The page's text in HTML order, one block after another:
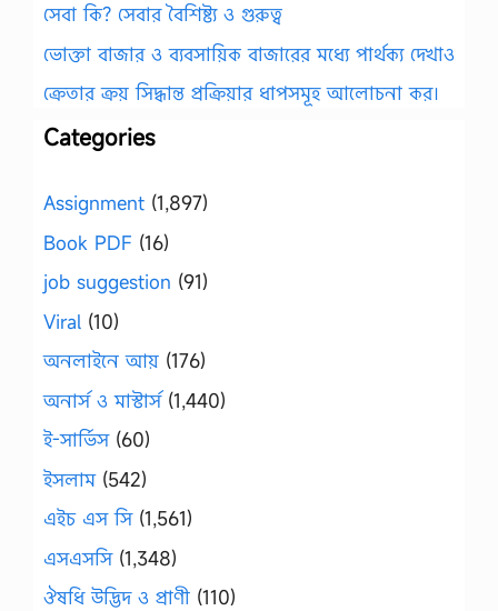
সেবা কি? সেবার বৈশিষ্ট্য ও গুরুত্ব
ভোক্তা বাজার ও ব্যবসায়িক বাজারের মধ্যে পার্থক্য দেখাও
ক্রেতার ক্রয় সিদ্ধান্ত প্রক্রিয়ার ধাপসমূহ আলোচনা কর।
Categories
Assignment (1,897)
Book PDF (16)
job suggestion (91)
Viral (10)
অনলাইনে আয় (176)
অনার্স ও মাস্টার্স(1,440)
ই-সার্ভিস(60)
ইসলাম(542)
এইচ এস সি(1,561)
এসএসসি(1,348)
ঔষধি উদ্ভিদ ও প্রাণী (110)